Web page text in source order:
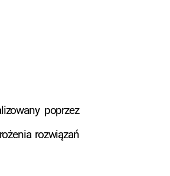
poprzez
rozwiązań